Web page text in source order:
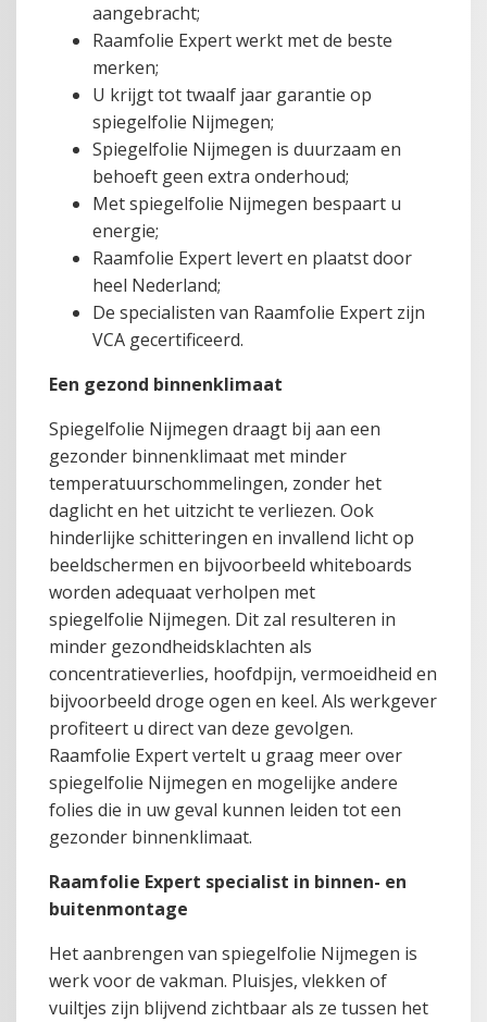
aangebracht;
Raamfolie Expert werkt met de beste
merken;
U krijgt tot twaalf jaar garantie op
spiegelfolie Nijmegen;
Spiegelfolie Nijmegen is duurzaam en
behoeft geen extra onderhoud;
Met spiegelfolie Nijmegen bespaart u
energie;
Raamfolie Expert levert en plaatst door
heel Nederland;
De specialisten van Raamfolie Expert zijn
VCA gecertificeerd.
Een gezond binnenklimaat
Spiegelfolie Nijmegen draagt bij aan een
gezonder binnenklimaat met minder
temperatuurschommelingen, zonder het
daglicht en het uitzicht te verliezen. Ook
hinderlijke schitteringen en invallend licht op
beeldschermen en bijvoorbeeld whiteboards
worden adequaat verholpen met
spiegelfolie Nijmegen. Dit zal resulteren in
minder gezondheidsklachten als
concentratieverlies, hoofdpijn, vermoeidheid en
bijvoorbeeld droge ogen en keel. Als werkgever
profiteert u direct van deze gevolgen.
Raamfolie Expert vertelt u graag meer over
spiegelfolie Nijmegen en mogelijke andere
folies die in uw geval kunnen leiden tot een
gezonder binnenklimaat.
Raamfolie Expert specialist in binnen- en
buitenmontage
Het aanbrengen van spiegelfolie Nijmegen is
werk voor de vakman. Pluisjes, vlekken of
vuiltjes zijn blijvend zichtbaar als ze tussen het